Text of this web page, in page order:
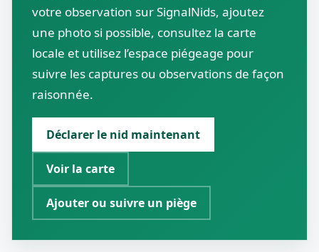
votre observation sur SignalNids, ajoutez
une photo si possible, consultez la carte
locale et utilisez l’espace piégeage pour
suivre les captures ou observations de façon
raisonnée.
Déclarer le nid maintenant
Voir la carte
Ajouter ou suivre un piège